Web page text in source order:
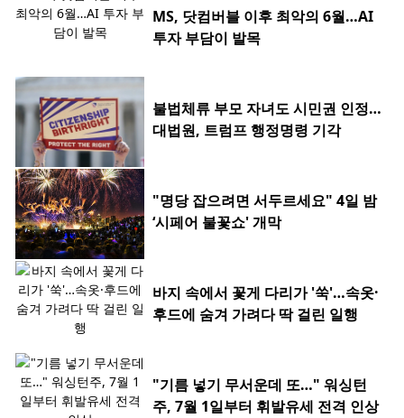
MS, 닷컴버블 이후 최악의 6월…AI
투자 부담이 발목
불법체류 부모 자녀도 시민권 인정…
대법원, 트럼프 행정명령 기각
"명당 잡으려면 서두르세요" 4일 밤
‘시페어 불꽃쇼' 개막
바지 속에서 꽃게 다리가 '쑥'…속옷·
후드에 숨겨 가려다 딱 걸린 일행
"기름 넣기 무서운데 또…" 워싱턴
주, 7월 1일부터 휘발유세 전격 인상